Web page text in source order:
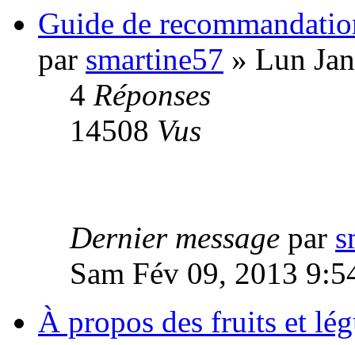
Guide de
par smartine57 » Lun
4 Réponses
14508 Vus
Dernier message par
Sam Fév 09, 2013
À propos des fruits et